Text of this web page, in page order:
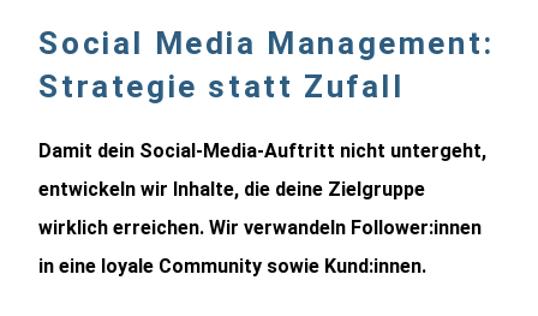
Social Media Management:
Strategie statt Zufall
Damit dein Social-Media-Auftritt nicht untergeht,
entwickeln wir Inhalte, die deine Zielgruppe
wirklich erreichen. Wir verwandeln Follower:innen
in eine loyale Community sowie Kund:innen.